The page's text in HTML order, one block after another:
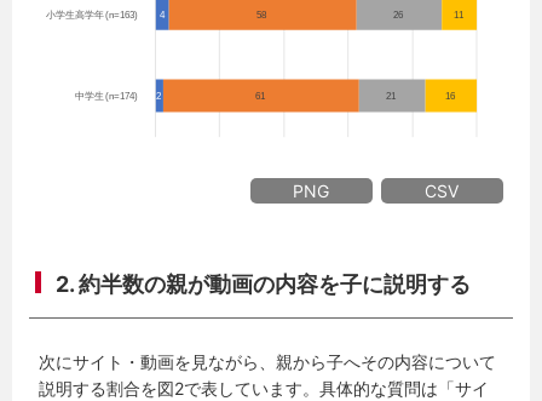
PNG CSV
2. 約半数の親が動画の内容を子に説明する
次にサイト・動画を見ながら、親から子へその内容について
説明する割合を図2で表しています。具体的な質問は「サイ